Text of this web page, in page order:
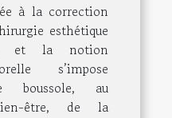
à la correction
esthétique
et la notion
s’impose
boussole, au
être, de la